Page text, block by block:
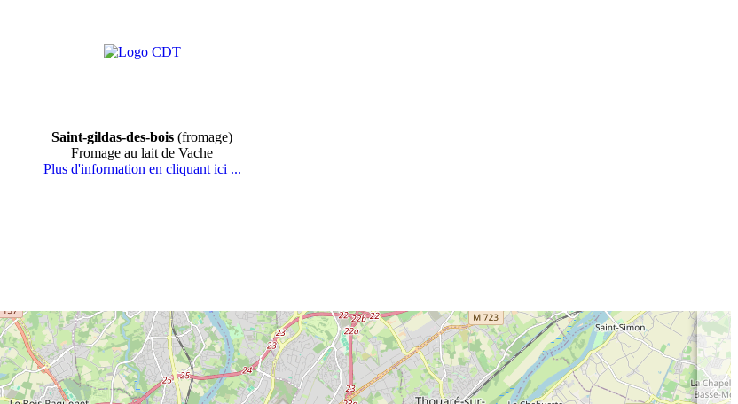
Saint-gildas-des-bois (fromage)
Fromage au lait de Vache
Plus d'information en cliquant ici ...